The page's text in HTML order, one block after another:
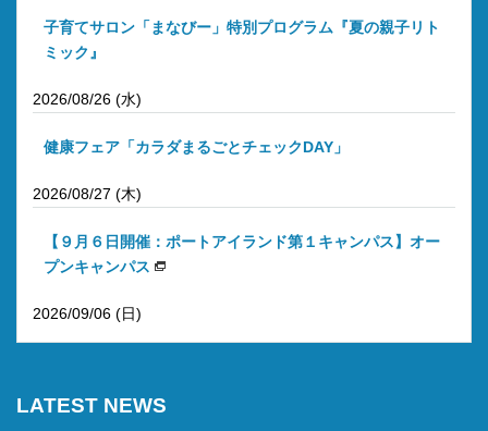
子育てサロン「まなびー」特別プログラム『夏の親子リト
ミック』
2026/08/26 (水)
健康フェア「カラダまるごとチェックDAY」
2026/08/27 (木)
【９月６日開催：ポートアイランド第１キャンパス】オー
プンキャンパス
2026/09/06 (日)
LATEST NEWS